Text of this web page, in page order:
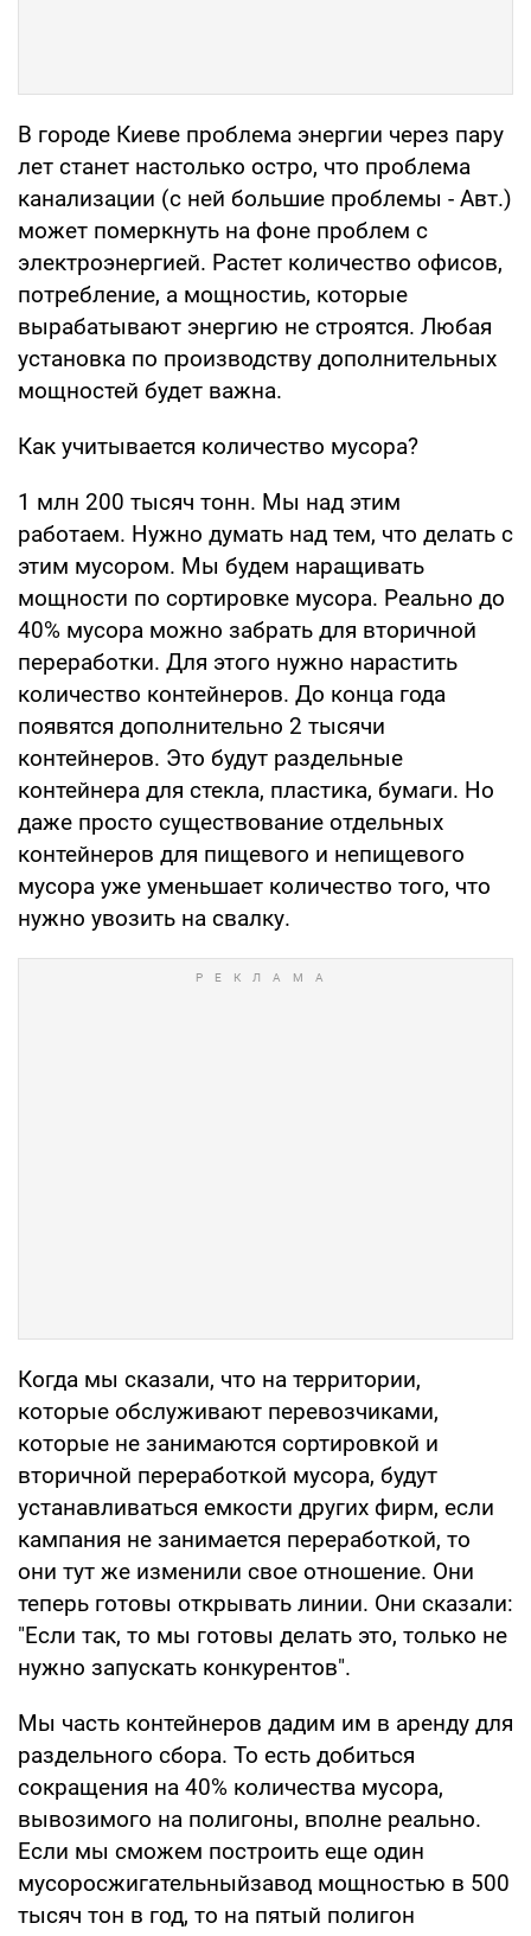
В городе Киеве проблема энергии через пару
лет станет настолько остро, что проблема
канализации (с ней большие проблемы - Авт.)
может померкнуть на фоне проблем с
электроэнергией. Растет количество офисов,
потребление, а мощностиь, которые
вырабатывают энергию не строятся. Любая
установка по производству дополнительных
мощностей будет важна.
Как учитывается количество мусора?
1 млн 200 тысяч тонн. Мы над этим
работаем. Нужно думать над тем, что делать с
этим мусором. Мы будем наращивать
мощности по сортировке мусора. Реально до
40% мусора можно забрать для вторичной
переработки. Для этого нужно нарастить
количество контейнеров. До конца года
появятся дополнительно 2 тысячи
контейнеров. Это будут раздельные
контейнера для стекла, пластика, бумаги. Но
даже просто существование отдельных
контейнеров для пищевого и непищевого
мусора уже уменьшает количество того, что
нужно увозить на свалку.
Когда мы сказали, что на территории,
которые обслуживают перевозчиками,
которые не занимаются сортировкой и
вторичной переработкой мусора, будут
устанавливаться емкости других фирм, если
кампания не занимается переработкой, то
они тут же изменили свое отношение. Они
теперь готовы открывать линии. Они сказали:
"Если так, то мы готовы делать это, только не
нужно запускать конкурентов".
Мы часть контейнеров дадим им в аренду для
раздельного сбора. То есть добиться
сокращения на 40% количества мусора,
вывозимого на полигоны, вполне реально.
Если мы сможем построить еще один
мусоросжигательныйзавод мощностью в 500
тысяч тон в год, то на пятый полигон